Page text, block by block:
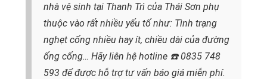
nhà vệ sinh tại Thanh Trì của Thái Sơn phụ
thuộc vào rất nhiều yếu tố như: Tình trạng
nghẹt cống nhiều hay ít, chiều dài của đường
ống cống… Hãy liên hệ hotline ☎️ 0835 748
593 để được hỗ trợ tư vấn báo giá miễn phí.